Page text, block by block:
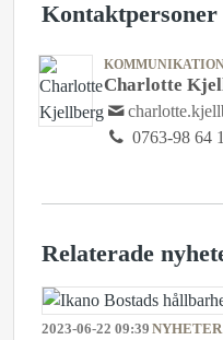
Kontaktpersoner
Charlotte
0763-98 64
Relaterade
2023-06-22 09:39 NYHETER